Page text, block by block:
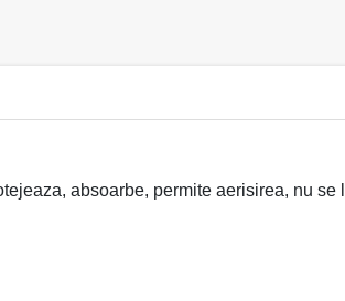
absoarbe, permite aerisirea, nu